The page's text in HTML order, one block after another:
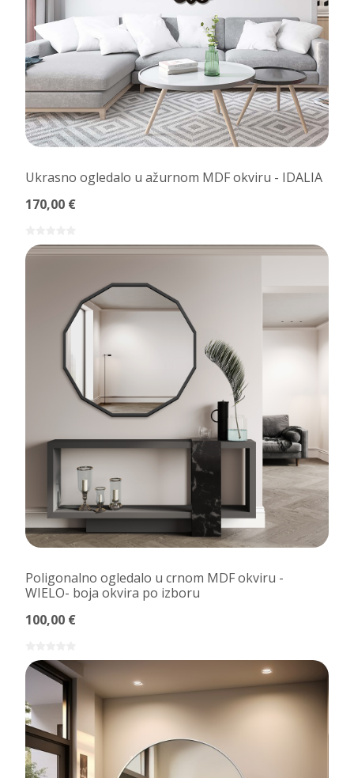
Ukrasno ogledalo u ažurnom MDF okviru - IDALIA
170,00 €
Poligonalno ogledalo u crnom MDF okviru -
WIELO- boja okvira po izboru
100,00 €